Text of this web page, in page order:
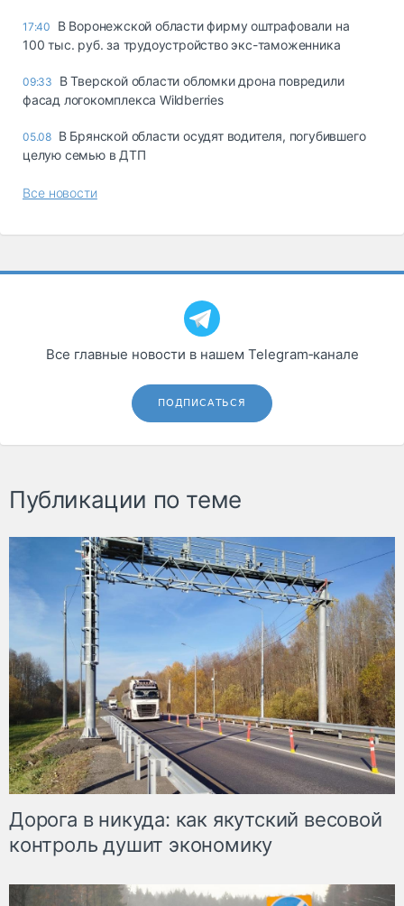
17:40
В Воронежской области фирму оштрафовали на
100 тыс. руб. за трудоустройство экс-таможенника
09:33
В Тверской области обломки дрона повредили
фасад логокомплекса Wildberries
05.08 В Брянской области осудят водителя, погубившего
целую семью в ДТП
Все новости
Все главные новости в нашем Telegram‑канале
ПОДПИСАТЬСЯ
Публикации по теме
Дорога в никуда: как якутский весовой
контроль душит экономику